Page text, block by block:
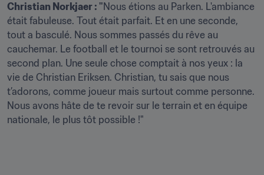
Christian Norkjaer : " Nous étions au Parken. L'ambiance
était fabuleuse. Tout était parfait. Et en une seconde,
tout a basculé. Nous sommes passés du rêve au
cauchemar. Le football et le tournoi se sont retrouvés au
second plan. Une seule chose comptait à nos yeux : la
vie de Christian Eriksen. Christian, tu sais que nous
t’adorons, comme joueur mais surtout comme personne.
Nous avons hâte de te revoir sur le terrain et en équipe
nationale, le plus tôt possible !"